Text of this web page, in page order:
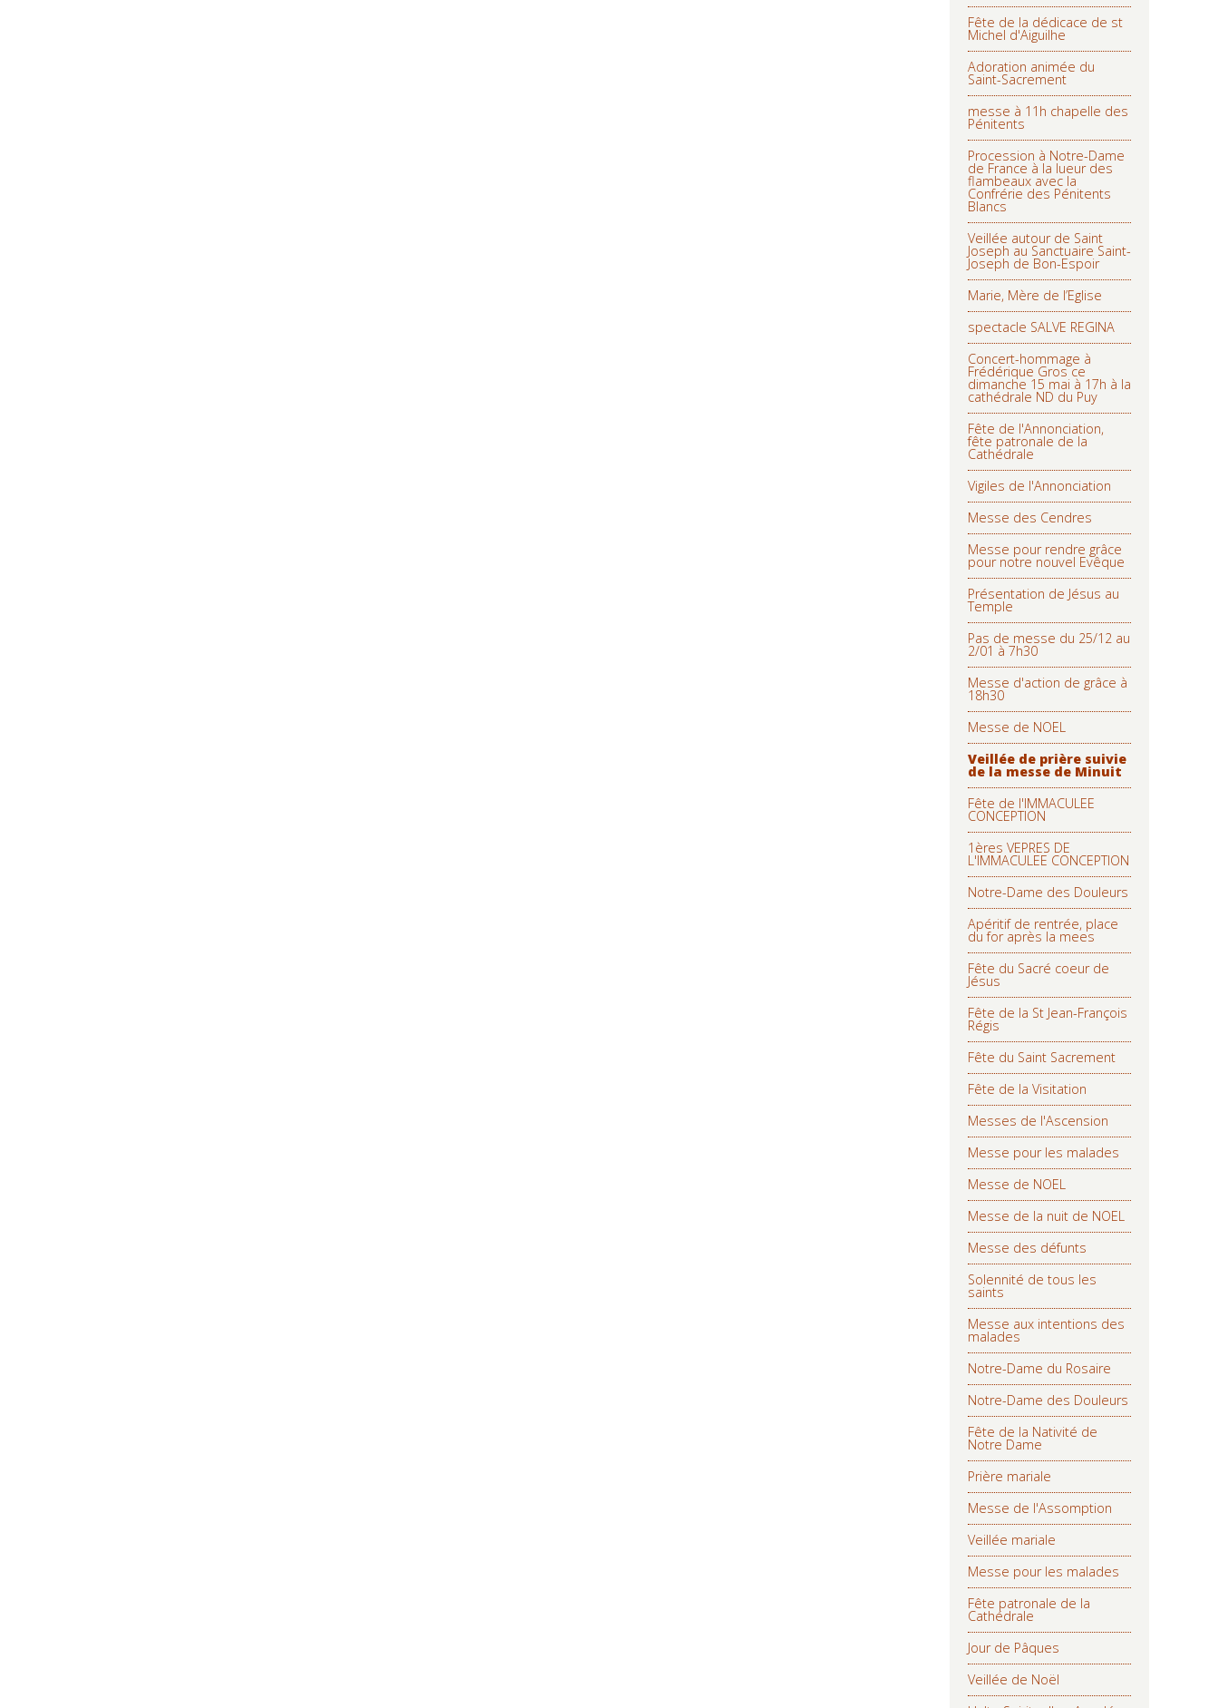
Fête de la dédicace de st
Michel d'Aiguilhe
Adoration animée du
Saint-Sacrement
messe à 11h chapelle des
Pénitents
Procession à Notre-Dame
de France à la lueur des
flambeaux avec la
Confrérie des Pénitents
Blancs
Veillée autour de Saint
Joseph au Sanctuaire Saint-
Joseph de Bon-Espoir
Marie, Mère de l’Eglise
spectacle SALVE REGINA
Concert-hommage à
Frédérique Gros ce
dimanche 15 mai à 17h à la
cathédrale ND du Puy
Fête de l'Annonciation,
fête patronale de la
Cathédrale
Vigiles de l'Annonciation
Messe des Cendres
Messe pour rendre grâce
pour notre nouvel Evêque
Présentation de Jésus au
Temple
Pas de messe du 25/12 au
2/01 à 7h30
Messe d'action de grâce à
18h30
Messe de NOEL
Veillée de prière suivie
de la messe de Minuit
Fête de l'IMMACULEE
CONCEPTION
1ères VEPRES DE
L'IMMACULEE CONCEPTION
Notre-Dame des Douleurs
Apéritif de rentrée, place
du for après la mees
Fête du Sacré coeur de
Jésus
Fête de la St Jean-François
Régis
Fête du Saint Sacrement
Fête de la Visitation
Messes de l'Ascension
Messe pour les malades
Messe de NOEL
Messe de la nuit de NOEL
Messe des défunts
Solennité de tous les
saints
Messe aux intentions des
malades
Notre-Dame du Rosaire
Notre-Dame des Douleurs
Fête de la Nativité de
Notre Dame
Prière mariale
Messe de l'Assomption
Veillée mariale
Messe pour les malades
Fête patronale de la
Cathédrale
Jour de Pâques
Veillée de Noël